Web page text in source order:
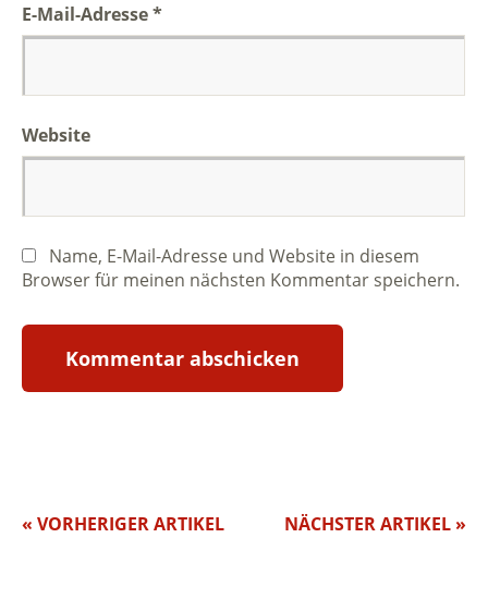
E-Mail-Adresse*
Website
Name, E-Mail-Adresse und Website in diesem
Browser für meinen nächsten Kommentar speichern.
NÄCHSTER ARTIKEL »
« VORHERIGER ARTIKEL